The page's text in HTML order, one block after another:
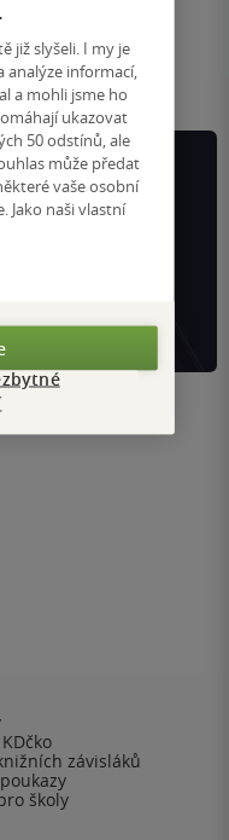
knih
závisláků
školy
již slyšeli. I my je
analýze informací,
a mohli jsme ho
ukazovat
50 odstínů, ale
může předat
vaše osobní
Jako naši vlastní